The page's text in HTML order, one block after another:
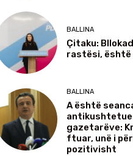
BALLINA
Çitaku:
rastësi,
BALLINA
A është
gazetarëve:
ftuar, unë i
pozitivisht